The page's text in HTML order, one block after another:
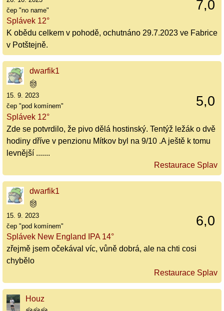
7,0
čep "no name"
Splávek 12°
K obědu celkem v pohodě, ochutnáno 29.7.2023 ve Fabrice
v Potštejně.
dwarfik1
5,0
15. 9. 2023
čep "pod komínem"
Splávek 12°
Zde se potvrdilo, že pivo dělá hostinský. Tentýž ležák o dvě
hodiny dříve v penzionu Mítkov byl na 9/10 .A ještě k tomu
levnější .......
Restaurace Splav
dwarfik1
6,0
15. 9. 2023
čep "pod komínem"
Splávek New England IPA 14°
zřejmě jsem očekával víc, vůně dobrá, ale na chti cosi
chybělo
Restaurace Splav
Houz